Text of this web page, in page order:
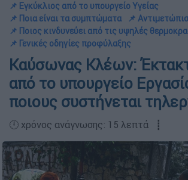
📌 Εγκύκλιος από το υπουργείο Υγείας
📌 Ποια είναι τα συμπτώματα
📌
📌 Ποιος κινδυνεύει από τις υψηλές
📌 Γενικές οδηγίες προφύλαξης
Καύσωνας Κλέων:
από το υπουργείο
ποιους συστήνεται
🕛 χρόνος ανάγνωσης: 15 λεπτά ┋